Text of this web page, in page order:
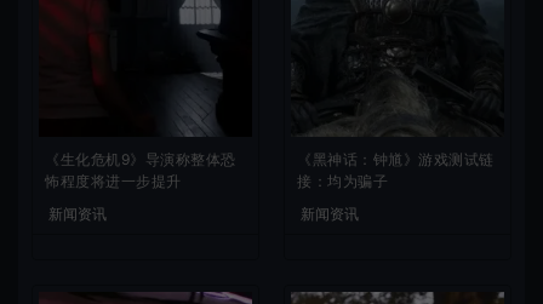
《生化危机9》导演称整体恐
怖程度将进一步提升
新闻资讯
《黑神话：钟馗》游戏测试链
接：均为骗子
新闻资讯